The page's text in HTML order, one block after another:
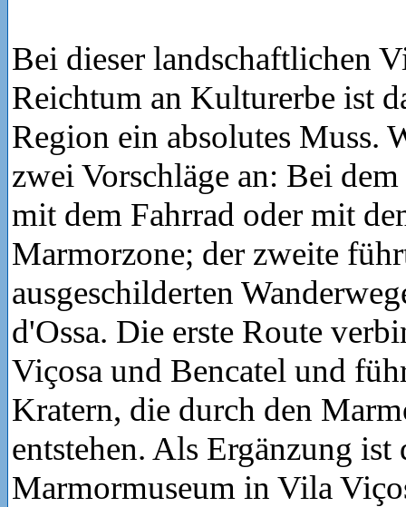
Bei dieser landschaftlichen
Reichtum an Kulturerbe ist
Region ein absolutes Muss.
zwei Vorschläge an: Bei
mit dem Fahrrad oder mit
Marmorzone; der zweite
ausgeschilderten
d'Ossa. Die erste Route
Viçosa und Bencatel und
Kratern, die durch den
entstehen. Als Ergänzung ist
Marmormuseum in Vila